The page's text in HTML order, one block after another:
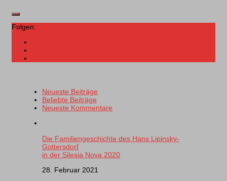
Folgen:
Neueste Beiträge
Beliebte Beiträge
Neueste Kommentare
Die Familiengeschichte des Hans Lipinsky-
Gottersdorf
in der Silesia Nova 2020
28. Februar 2021